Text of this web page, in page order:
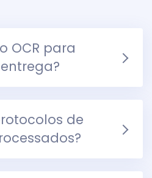
OCR para
de